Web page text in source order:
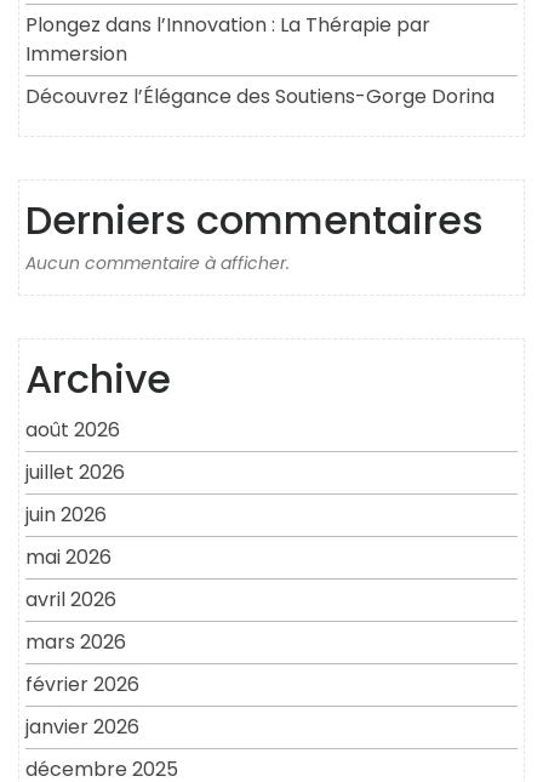
Plongez dans l’Innovation : La Thérapie par
Immersion
Découvrez l’Élégance des Soutiens-Gorge Dorina
Derniers commentaires
Aucun commentaire à afficher.
Archive
août 2026
juillet 2026
juin 2026
mai 2026
avril 2026
mars 2026
février 2026
janvier 2026
décembre 2025